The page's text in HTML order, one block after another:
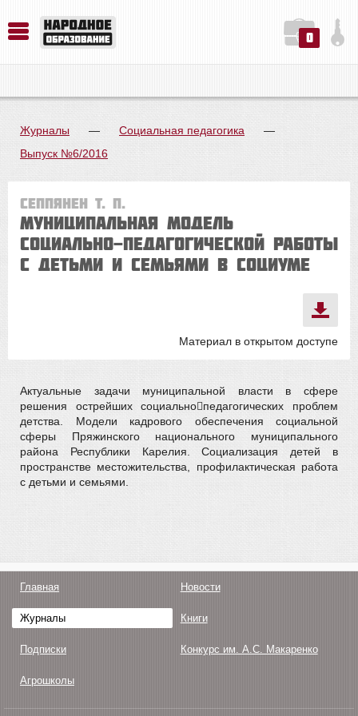
0
Журналы — Социальная педагогика
—
Выпуск №6/2016
Сеппянен Т. П.
Муниципальная модель
социально-педагогической работы
с детьми и семьями в социуме
Материал в открытом доступе
Актуальные задачи муниципальной власти в сфере
решения острейших социальнопедагогических проблем
детства. Модели кадрового обеспечения социальной
сферы Пряжинского национального муниципального
района Республики Карелия. Социализация детей в
пространстве местожительства, профилактическая работа
с детьми и семьями.
Главная Новости
Журналы Книги
Подписки Конкурс им. А.С. Макаренко
Агрошколы